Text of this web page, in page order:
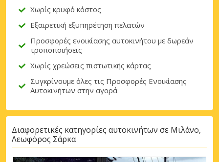
Χωρίς κρυφό κόστος
Εξαιρετική εξυπηρέτηση πελατών
Προσφορές ενοικίασης αυτοκινήτου με δωρεάν
τροποποιήσεις
Χωρίς χρεώσεις πιστωτικής κάρτας
Συγκρίνουμε όλες τις Προσφορές Ενοικίασης
Αυτοκινήτων στην αγορά
Διαφορετικές κατηγορίες αυτοκινήτων σε Μιλάνο,
Λεωφόρος Σάρκα